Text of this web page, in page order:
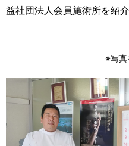
益社団法人会員施術所を紹介
※写真